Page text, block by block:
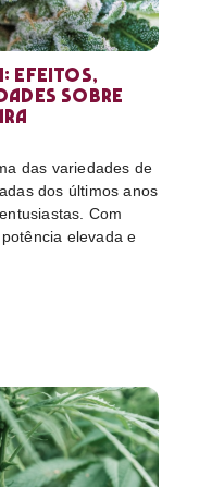
efeitos,
sobre
das variedades de
dos últimos anos
Com
elevada e